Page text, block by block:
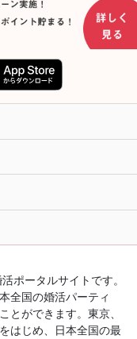
ポータルサイトです。
全国の婚活パーティ
とができます。東京、
はじめ、日本全国の最